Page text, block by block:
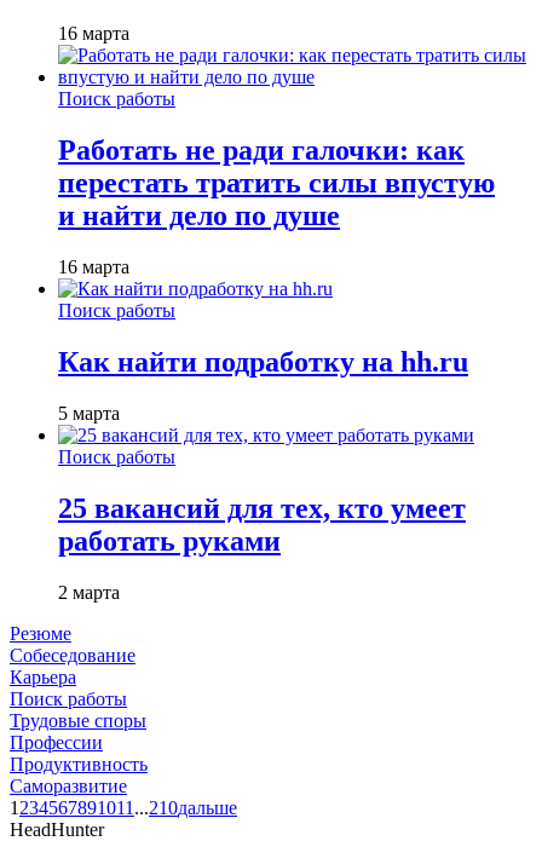
16 марта
Поиск работы
Работать не ради галочки: как
перестать тратить силы впустую
и найти дело по душе
16 марта
Поиск работы
Как найти подработку на hh.ru
5 марта
Поиск работы
25 вакансий для тех, кто умеет
работать руками
2 марта
Резюме
Собеседование
Карьера
Поиск работы
Трудовые споры
Профессии
Продуктивность
Саморазвитие
1 234567891011 ...210дальше
HeadHunter